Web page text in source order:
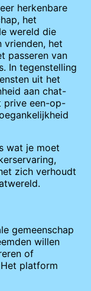
herkenbare
het
wereld die
vrienden, het
passeren van
In tegenstelling
uit het
aan chat-
prive een-op-
wat je moet
zich verhoudt
gemeenschap
willen
of
platform